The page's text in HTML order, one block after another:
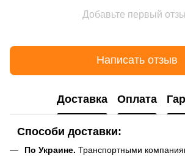
Добавьте первый
Написать отзыв
Доставка Оплата
Способи доставки:
По Украине. Транспортными